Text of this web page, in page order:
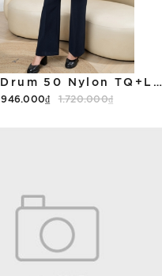
STYLE Drum 50 Nylon TQ+L1VN
946.000₫ 1.720.000₫